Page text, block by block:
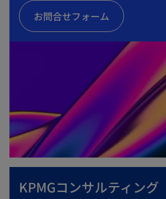
お問合せフォーム
KPMGコンサルティング